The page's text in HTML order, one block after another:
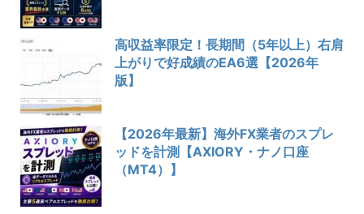
高収益率限定！長期間（5年以上）右肩
上がりで好成績のEA6選【2026年
版】
【2026年最新】海外FX業者のスプレ
ッドを計測【AXIORY・ナノ口座
（MT4）】